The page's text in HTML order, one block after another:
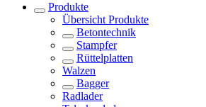
Produkte
Übersicht Produkte
Betontechnik
Stampfer
Rüttelplatten
Walzen
Bagger
Radlader